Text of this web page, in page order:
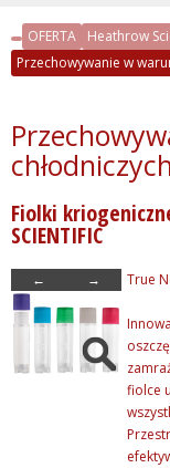
+ Pobieranie krwi
+ Przechowywanie
+ Statywy na probówki
+ Stopery, minutniki, not...
+ Uszczelnianie / etykiet...
+ Meble laboratoryjne
+ Pipetowanie i
+ Plastiki laboratoryjne
+ Porcelana
+ Rury, pręty, kapilary
+ Szkło kwarcowe
+ Szkło laboratoryjne
OFERTA
Heathrow
Przechowywanie w
chłodniczych
Fiolki
SCIENTIFIC
← → True
fiolce